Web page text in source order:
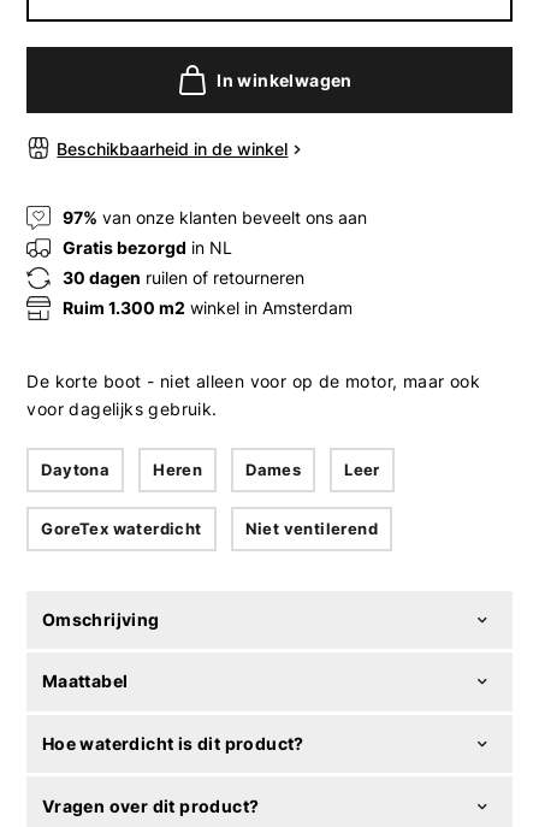
In winkelwagen
Beschikbaarheid in de winkel
97% van onze klanten beveelt ons aan
Gratis bezorgd in NL
30 dagen ruilen of retourneren
Ruim 1.300 m2 winkel in Amsterdam
De korte boot - niet alleen voor op de motor, maar ook
voor dagelijks gebruik.
Daytona Heren Dames Leer
GoreTex waterdicht Niet ventilerend
Omschrijving
Maattabel
Hoe waterdicht is dit product?
Vragen over dit product?